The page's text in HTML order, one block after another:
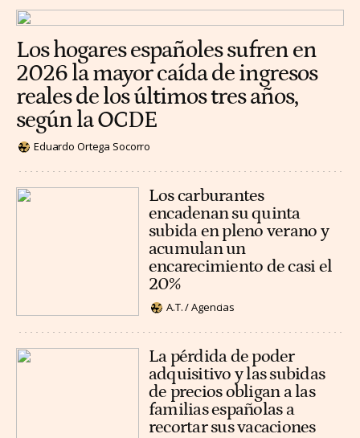
Los hogares españoles sufren en
2026 la mayor caída de ingresos
reales de los últimos tres años,
según la OCDE
Eduardo Ortega Socorro
Los carburantes
encadenan su quinta
subida en pleno verano y
acumulan un
encarecimiento de casi el
20%
A.T. / Agencias
La pérdida de poder
adquisitivo y las subidas
de precios obligan a las
familias españolas a
recortar sus vacaciones